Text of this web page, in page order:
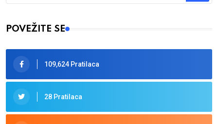
Type 2 or more characters for results.
POVEŽITE SE
109,624 Pratilaca
28 Pratilaca